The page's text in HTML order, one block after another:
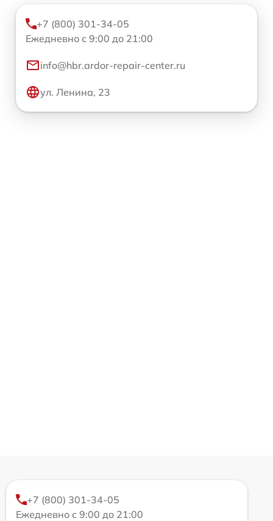
+7 (800) 301-34-05
Ежедневно с 9:00 до 21:00
info@hbr.ardor-repair-center.ru
ул. Ленина, 23
+7 (800) 301-34-05
Ежедневно с 9:00 до 21:00